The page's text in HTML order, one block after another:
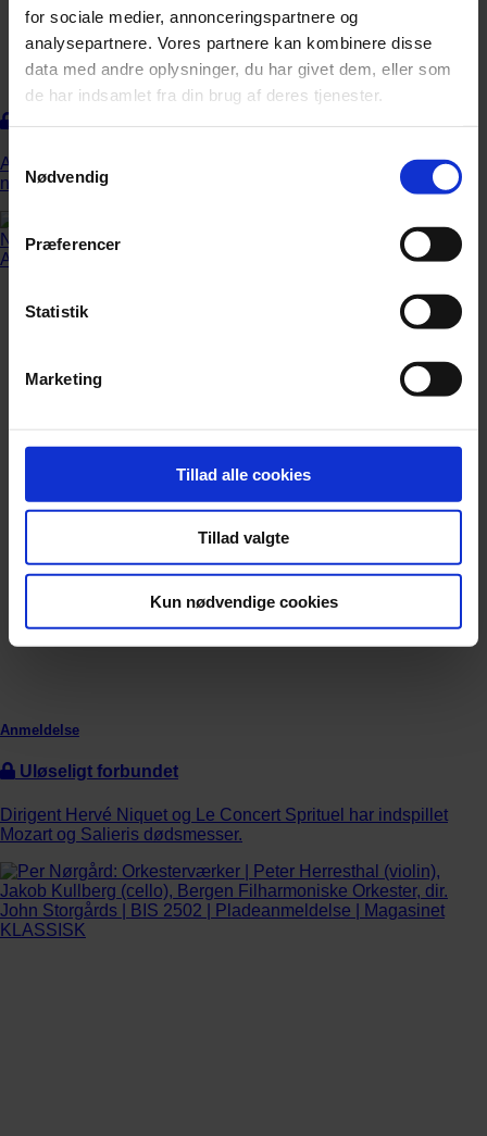
for sociale medier, annonceringspartnere og
analysepartnere. Vores partnere kan kombinere disse
data med andre oplysninger, du har givet dem, eller som
de har indsamlet fra din brug af deres tjenester.
Nødvendig
Præferencer
Statistik
Marketing
Tillad alle cookies
Tillad valgte
Kun nødvendige cookies
Andreas Brantelid mestrer Elgars cellokoncert, men uden den
nerve og uforudsigelighed, der kunne løfte fortolkningen.
Anmeldelse
Uløseligt forbundet
Dirigent Hervé Niquet og Le Concert Sprituel har indspillet
Mozart og Salieris dødsmesser.